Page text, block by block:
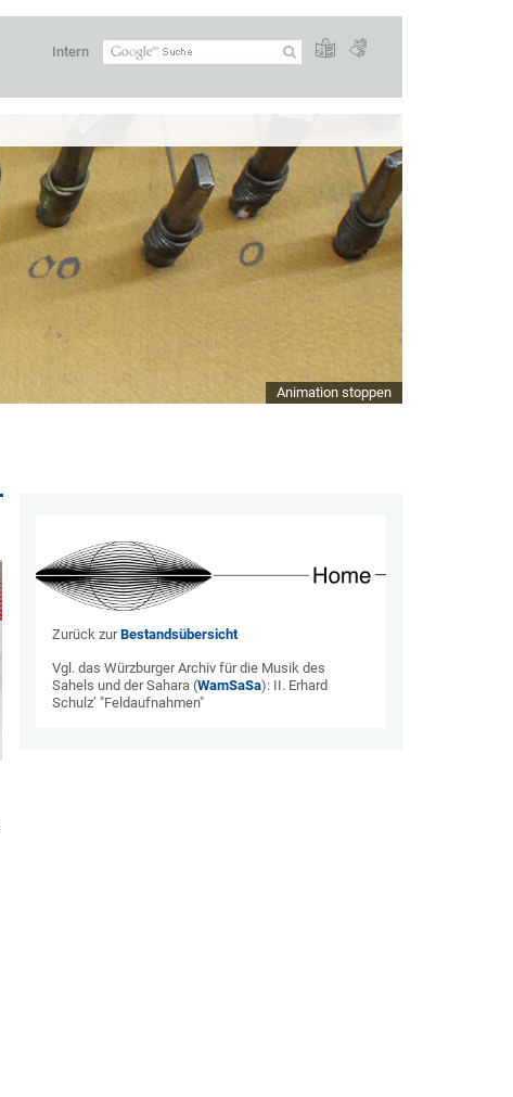
Intern
Animation stoppen
Zurück zurBestandsübersicht
Vgl. das Würzburger Archiv für die Musik des
Sahels und der Sahara (WamSaSa): II. Erhard
Schulz’ "Feldaufnahmen"